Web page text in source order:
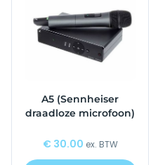
A5 (Sennheiser
draadloze microfoon)
€ 30.00 ex. BTW